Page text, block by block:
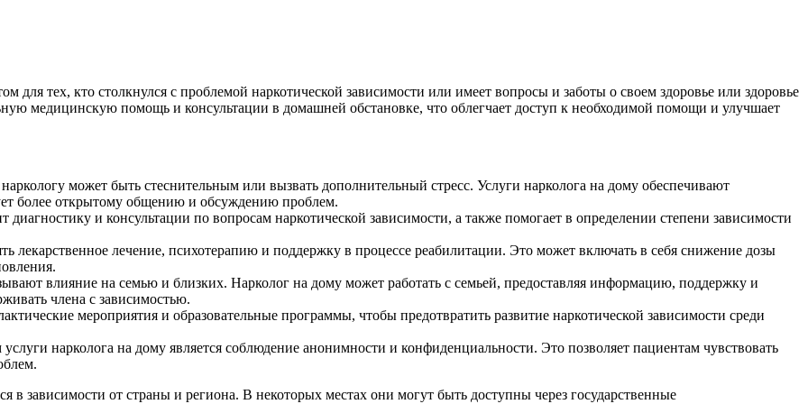
тех, кто столкнулся с проблемой наркотической зависимости или имеет вопросы и заботы о своем здоровье или здоровье
медицинскую помощь и консультации в домашней обстановке, что облегчает доступ к необходимой помощи и улучшает
может быть стеснительным или вызвать дополнительный стресс. Услуги нарколога на дому обеспечивают
более открытому общению и обсуждению проблем.
диагностику и консультации по вопросам наркотической зависимости, а также помогает в определении степени зависимости
лекарственное лечение, психотерапию и поддержку в процессе реабилитации. Это может включать в себя снижение дозы
влияние на семью и близких. Нарколог на дому может работать с семьей, предоставляя информацию, поддержку и
члена с зависимостью.
мероприятия и образовательные программы, чтобы предотвратить развитие наркотической зависимости среди
нарколога на дому является соблюдение анонимности и конфиденциальности. Это позволяет пациентам чувствовать
в зависимости от страны и региона. В некоторых местах они могут быть доступны через государственные